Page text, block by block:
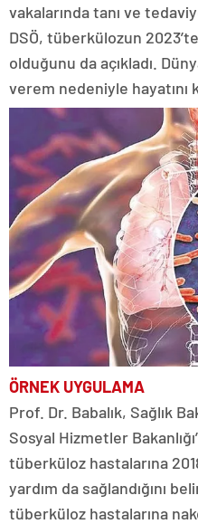
vakalarında tanı ve
DSÖ, tüberkülozun
olduğunu da açıkladı.
verem nedeniyle hayatını
ÖRNEK UYGULAMA
Prof. Dr. Babalık, Sağlık
Sosyal Hizmetler
tüberküloz hastalarına
yardım da sağlandığını
tüberküloz hastalarına